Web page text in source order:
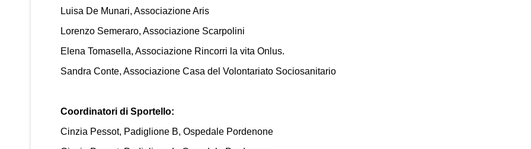
Luisa De Munari, Associazione Aris
Lorenzo Semeraro, Associazione Scarpolini
Elena Tomasella, Associazione Rincorri la vita Onlus.
Sandra Conte, Associazione Casa del Volontariato Sociosanitario
Coordinatori di Sportello:
Cinzia Pessot, Padiglione B, Ospedale Pordenone